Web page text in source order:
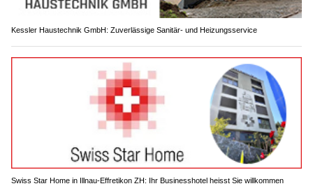
Kessler Haustechnik GmbH: Zuverlässige Sanitär- und Heizungsservice
Swiss Star Home in Illnau-Effretikon ZH: Ihr Businesshotel heisst Sie willkommen